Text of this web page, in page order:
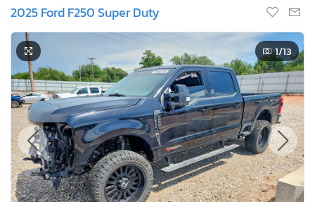
2025 Ford F250 Super Duty
1/13